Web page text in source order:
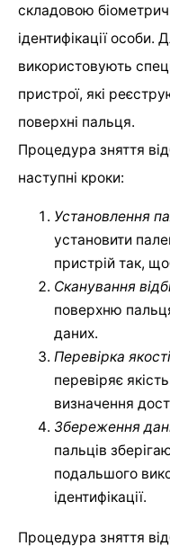
складовою
ідентифікації особи.
використовують
пристрої, які
поверхні пальця.
Процедура зняття
наступні кроки:
Установлення
установити
пристрій так,
Сканування
поверхню
даних.
Перевірка якості
перевіряє
визначення
Збереження
пальців
подальшого
ідентифікації.
Процедура зняття